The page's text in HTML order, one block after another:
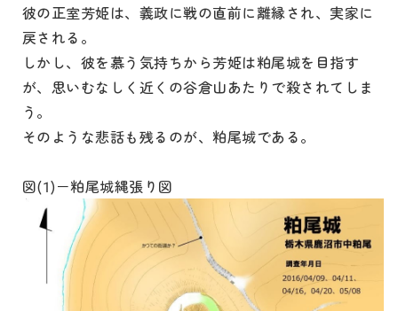
彼の正室芳姫は、義政に戦の直前に離縁され、実家に
戻される。
しかし、彼を慕う気持ちから芳姫は粕尾城を目指す
が、思いむなしく近くの谷倉山あたりで殺されてしま
う。
そのような悲話も残るのが、粕尾城である。
図(1)－粕尾城縄張り図